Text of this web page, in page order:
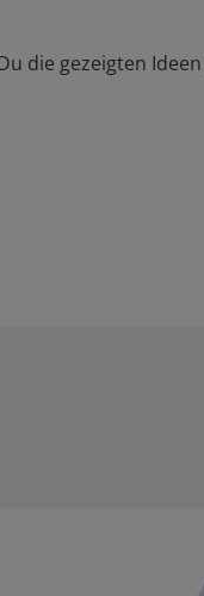
die gezeigten